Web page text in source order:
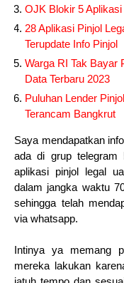
OJK Blokir 5 Aplikasi
28 Aplikasi Pinjol
Terupdate Info Pinjol
Warga RI Tak Bayar
Data Terbaru 2023
Puluhan Lender
Terancam Bangkrut
Saya mendapatkan
ada di grup
aplikasi pinjol legal
dalam jangka waktu
sehingga telah
via whatsapp.
Intinya ya memang
mereka lakukan